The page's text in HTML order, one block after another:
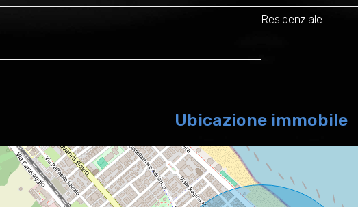
Residenziale
Ubicazione immobile